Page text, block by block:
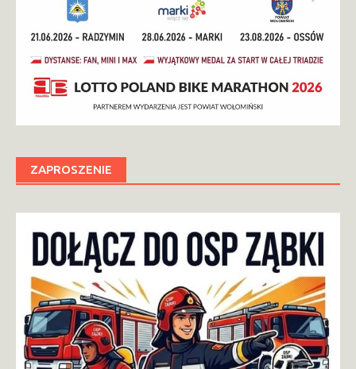
ZAPROSZENIE